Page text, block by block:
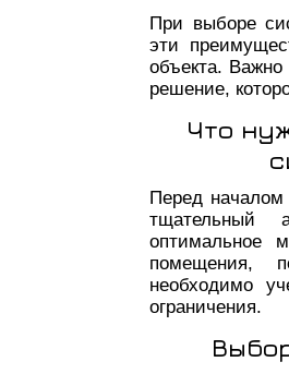
При выборе
эти
объекта.
решение,
Что
Перед
тщательный
оптимальное
помещения,
необходимо
ограничения.